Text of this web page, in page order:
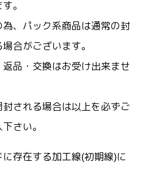
。
、パック系商品は通常の封
合がございます。
品・交換はお受け出来ませ
される場合は以上を必ずご
さい。
に存在する加工線(初期線)に